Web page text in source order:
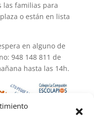
las familias para
o están en lista
en alguno de
948 148 811 de
hasta las 14h.